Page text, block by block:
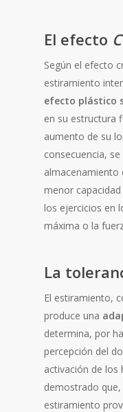
El efecto
Según el efecto
estiramiento
efecto plástico
en su estructura
aumento de su
consecuencia,
almacenamiento
menor
los ejercicios en
máxima o la
La
El estiramiento,
produce una
determina, por
percepción del
activación de los
demostrado
estiramiento